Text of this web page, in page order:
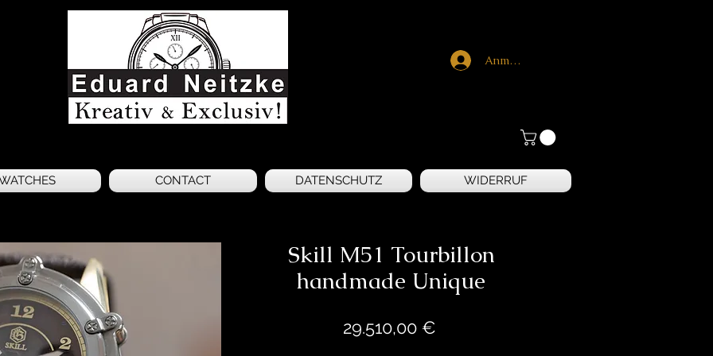
Anmelden
CONTACT DATENSCHUTZ WIDERRUF
Skill M51 Tourbillon
handmade Unique
29.510,00 €Preis